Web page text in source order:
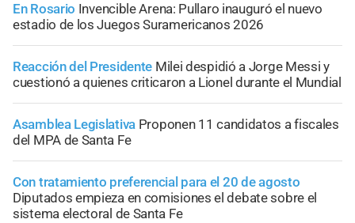
En Rosario Invencible Arena: Pullaro inauguró el nuevo
estadio de los Juegos Suramericanos 2026
Reacción del Presidente Milei despidió a Jorge Messi y
cuestionó a quienes criticaron a Lionel durante el Mundial
Asamblea Legislativa Proponen 11 candidatos a fiscales
del MPA de Santa Fe
Con tratamiento preferencial para el 20 de agosto
Diputados empieza en comisiones el debate sobre el
sistema electoral de Santa Fe